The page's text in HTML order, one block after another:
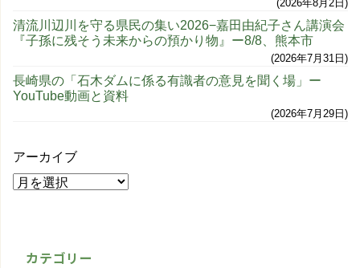
2026年8月2日
清流川辺川を守る県民の集い2026−嘉田由紀子さん講演会
『子孫に残そう未来からの預かり物』ー8/8、熊本市
2026年7月31日
長崎県の「石木ダムに係る有識者の意見を聞く場」ー
YouTube動画と資料
2026年7月29日
アーカイブ
カテゴリー